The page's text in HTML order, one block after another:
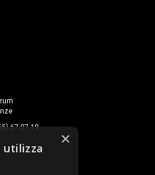
67.07.19
×
utilizza